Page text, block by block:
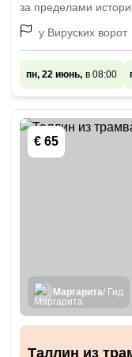
за пределами
у Вируских ворот
пн, 22 июнь, в 08:00
€ 65
Маргарита/ Гид
Таллин из